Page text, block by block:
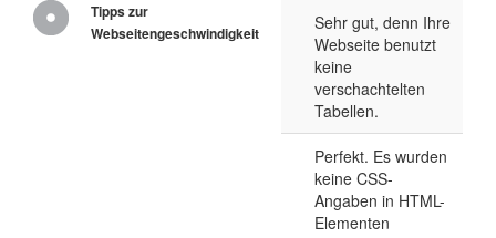
Tipps zur
Webseitengeschwindigkeit
Sehr gut, denn Ihre
Webseite benutzt
keine
verschachtelten
Tabellen.
Perfekt. Es wurden
keine CSS-
Angaben in HTML-
Elementen